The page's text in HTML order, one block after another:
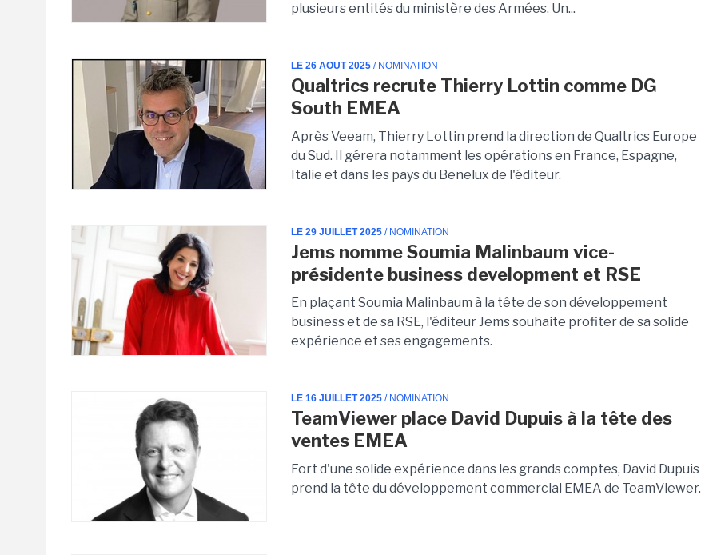
plusieurs entités du ministère des Armées. Un...
LE 26 AOUT 2025 / NOMINATION
Qualtrics recrute Thierry Lottin comme DG
South EMEA
Après Veeam, Thierry Lottin prend la direction de Qualtrics Europe
du Sud. Il gérera notamment les opérations en France, Espagne,
Italie et dans les pays du Benelux de l'éditeur.
LE 29 JUILLET 2025 / NOMINATION
Jems nomme Soumia Malinbaum vice-
présidente business development et RSE
En plaçant Soumia Malinbaum à la tête de son développement
business et de sa RSE, l'éditeur Jems souhaite profiter de sa solide
expérience et ses engagements.
LE 16 JUILLET 2025 / NOMINATION
TeamViewer place David Dupuis à la tête des
ventes EMEA
Fort d'une solide expérience dans les grands comptes, David Dupuis
prend la tête du développement commercial EMEA de TeamViewer.